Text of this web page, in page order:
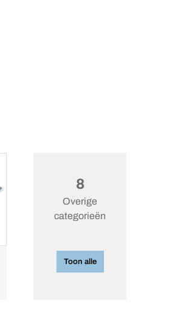
8
Overige
categorieën
Toon alle